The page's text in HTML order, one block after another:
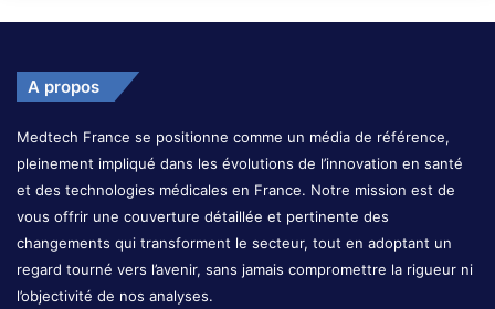
A propos
Medtech France se positionne comme un média de référence,
pleinement impliqué dans les évolutions de l’innovation en santé
et des technologies médicales en France. Notre mission est de
vous offrir une couverture détaillée et pertinente des
changements qui transforment le secteur, tout en adoptant un
regard tourné vers l’avenir, sans jamais compromettre la rigueur ni
l’objectivité de nos analyses.